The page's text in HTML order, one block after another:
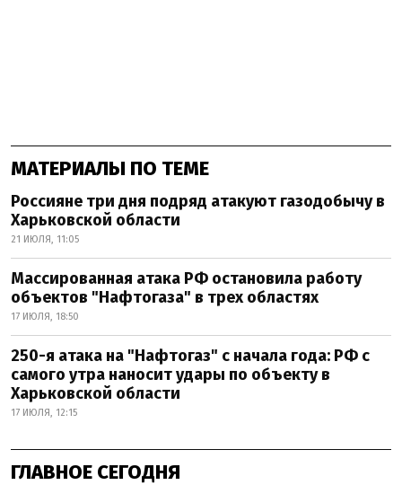
МАТЕРИАЛЫ ПО ТЕМЕ
Россияне три дня подряд атакуют газодобычу в
Харьковской области
21 ИЮЛЯ, 11:05
Массированная атака РФ остановила работу
объектов "Нафтогаза" в трех областях
17 ИЮЛЯ, 18:50
250-я атака на "Нафтогаз" с начала года: РФ с
самого утра наносит удары по объекту в
Харьковской области
17 ИЮЛЯ, 12:15
ГЛАВНОЕ СЕГОДНЯ